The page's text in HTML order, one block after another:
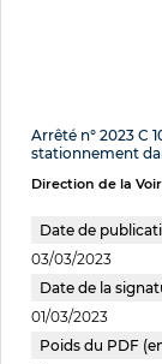
Arrêté n° 2023 C
stationnement
Direction de la
Date de
03/03/2023
Date de la
01/03/2023
Poids du PDF